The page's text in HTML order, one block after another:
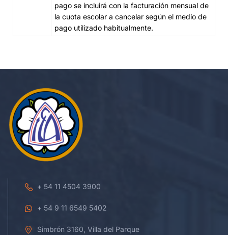
pago se incluirá con la facturación mensual de
la cuota escolar a cancelar según el medio de
pago utilizado habitualmente.
+ 54 11 4504 3900
+ 54 9 11 6549 5402
Simbrón 3160, Villa del Parque